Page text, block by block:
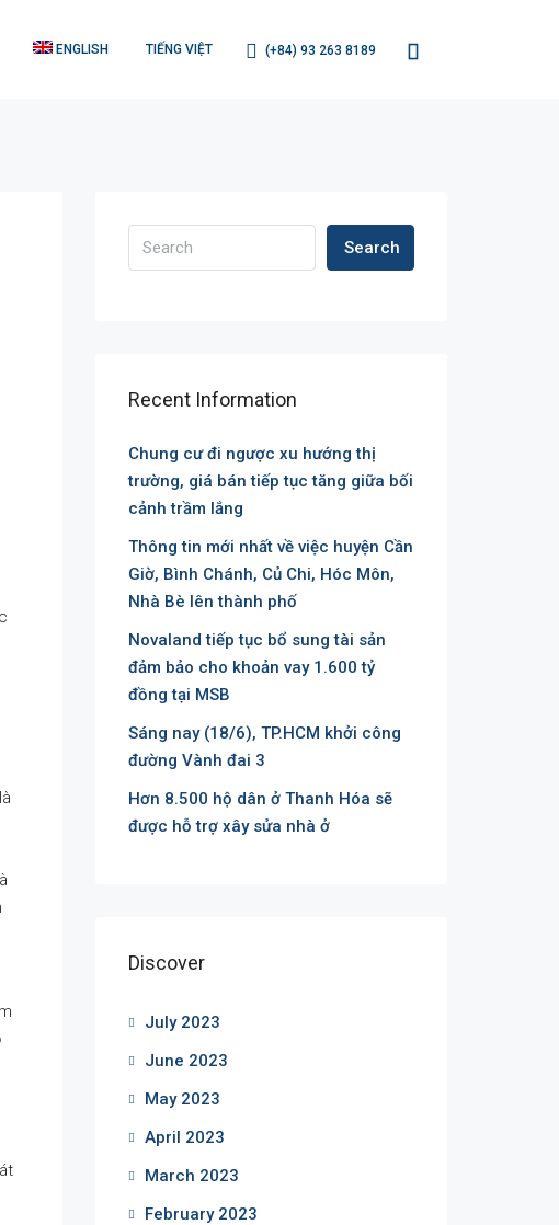
ENGLISH TIẾNG VIỆT (+84) 93 263 8189
Search
Recent Information
Chung cư đi ngược xu hướng thị
trường, giá bán tiếp tục tăng giữa bối
cảnh trầm lắng
Thông tin mới nhất về việc huyện Cần
Giờ, Bình Chánh, Củ Chi, Hóc Môn,
Nhà Bè lên thành phố
Novaland tiếp tục bổ sung tài sản
đảm bảo cho khoản vay 1.600 tỷ
đồng tại MSB
Sáng nay (18/6), TP.HCM khởi công
đường Vành đai 3
Hơn 8.500 hộ dân ở Thanh Hóa sẽ
được hỗ trợ xây sửa nhà ở
Discover
July 2023
June 2023
May 2023
April 2023
March 2023
February 2023